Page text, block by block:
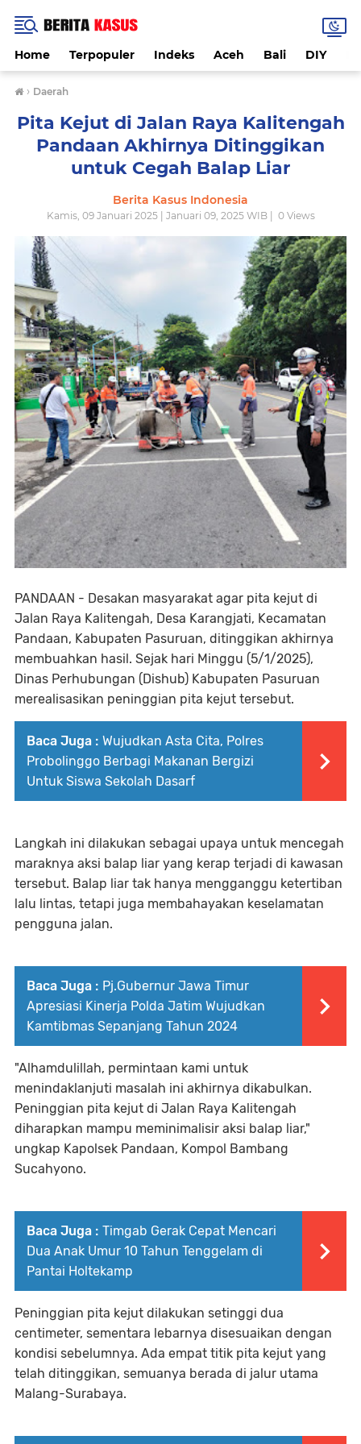
Home Terpopuler Indeks Aceh Bali DIY
› Daerah
Pita Kejut di Jalan Raya Kalitengah
Pandaan Akhirnya Ditinggikan
untuk Cegah Balap Liar
Berita Kasus Indonesia
Kamis, 09 Januari 2025 | Januari 09, 2025 WIB | 0Views
PANDAAN - Desakan masyarakat agar pita kejut di
Jalan Raya Kalitengah, Desa Karangjati, Kecamatan
Pandaan, Kabupaten Pasuruan, ditinggikan akhirnya
membuahkan hasil. Sejak hari Minggu (5/1/2025),
Dinas Perhubungan (Dishub) Kabupaten Pasuruan
merealisasikan peninggian pita kejut tersebut.
Baca Juga : Wujudkan Asta Cita, Polres
Probolinggo Berbagi Makanan Bergizi
Untuk Siswa Sekolah Dasarf
Langkah ini dilakukan sebagai upaya untuk mencegah
maraknya aksi balap liar yang kerap terjadi di kawasan
tersebut. Balap liar tak hanya mengganggu ketertiban
lalu lintas, tetapi juga membahayakan keselamatan
pengguna jalan.
Baca Juga : Pj.Gubernur Jawa Timur
Apresiasi Kinerja Polda Jatim Wujudkan
Kamtibmas Sepanjang Tahun 2024
"Alhamdulillah, permintaan kami untuk
menindaklanjuti masalah ini akhirnya dikabulkan.
Peninggian pita kejut di Jalan Raya Kalitengah
diharapkan mampu meminimalisir aksi balap liar,"
ungkap Kapolsek Pandaan, Kompol Bambang
Sucahyono.
Baca Juga : Timgab Gerak Cepat Mencari
Dua Anak Umur 10 Tahun Tenggelam di
Pantai Holtekamp
Peninggian pita kejut dilakukan setinggi dua
centimeter, sementara lebarnya disesuaikan dengan
kondisi sebelumnya. Ada empat titik pita kejut yang
telah ditinggikan, semuanya berada di jalur utama
Malang-Surabaya.